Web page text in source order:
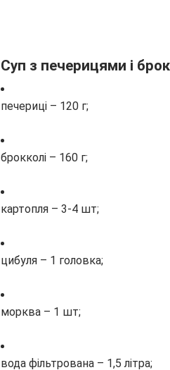
Суп з печерицями і
печериці – 120 г;
брокколі – 160 г;
картопля – 3-4 шт;
цибуля – 1 головка;
морква – 1 шт;
вода фільтрована – 1,5 літра;